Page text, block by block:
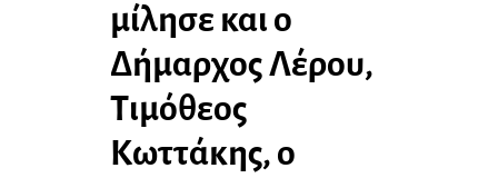
μίλησε και ο
Δήμαρχος Λέρου,
Τιμόθεος
Κωττάκης, ο